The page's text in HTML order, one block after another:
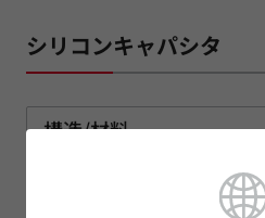
シリコンキャパシタ
構造/材料